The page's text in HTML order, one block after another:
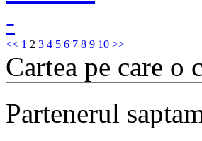
<< 1 2 3 4 5 6 7 8 9 10 >>
Cartea pe care o
Partenerul